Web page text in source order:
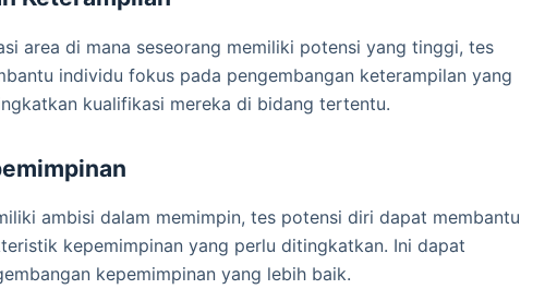
area di mana seseorang memiliki potensi yang tinggi, tes
individu fokus pada pengembangan keterampilan yang
kualifikasi mereka di bidang tertentu.
ambisi dalam memimpin, tes potensi diri dapat membantu
kepemimpinan yang perlu ditingkatkan. Ini dapat
kepemimpinan yang lebih baik.